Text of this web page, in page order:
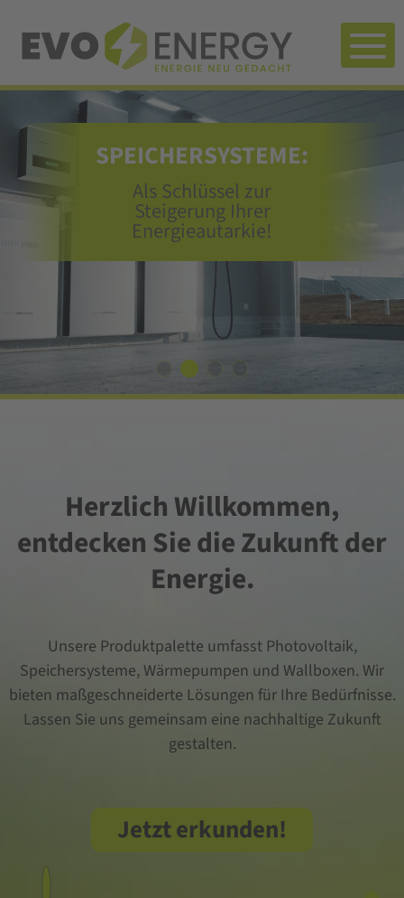
WÄRMEPUMPEN:
PHOTOVOLTAIK:
SPEICHERSYSTEME:
Als Schlüssel zur
Steigerung Ihrer
Energieautarkie!
WALLBOXEN:
WÄRMEPUMPEN:
PHOTOVOLTAIK:
Herzlich Willkommen,
entdecken Sie die Zukunft der
Energie.
Unsere Produktpalette umfasst Photovoltaik,
Speichersysteme, Wärmepumpen und Wallboxen. Wir
bieten maßgeschneiderte Lösungen für Ihre Bedürfnisse.
Lassen Sie uns gemeinsam eine nachhaltige Zukunft
gestalten.
Jetzt erkunden!